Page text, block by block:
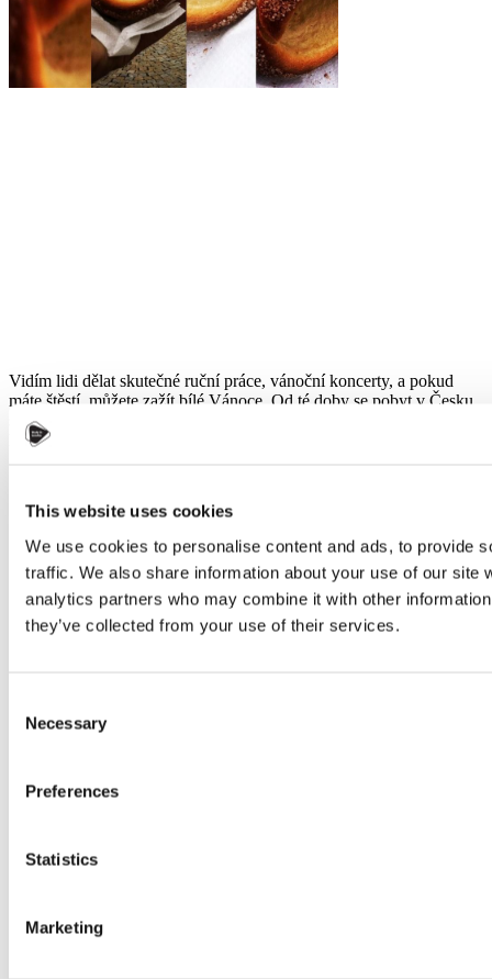
This website uses cookies
We use cookies to personalise content and ads, to provide
traffic. We also share information about your use of our site
analytics partners who may combine it with other
they’ve collected from your use of their services.
Selection
Necessary
Preferences
Statistics
Marketing
Vidím lidi dělat skutečné ruční práce, vánoční koncerty, a pokud
máte štěstí, můžete zažít bílé Vánoce. Od té doby se pobyt v Česku
stal mým druhým domovem, kde si užívám každý detail tamní
kultury, rozmanitosti, svátků a hlavně tradic.